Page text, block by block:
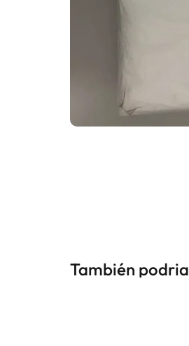
También